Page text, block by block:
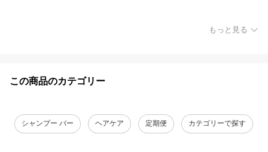
もっと見る
この商品のカテゴリー
シャンプー バー ヘアケア 定期便 カテゴリーで探す